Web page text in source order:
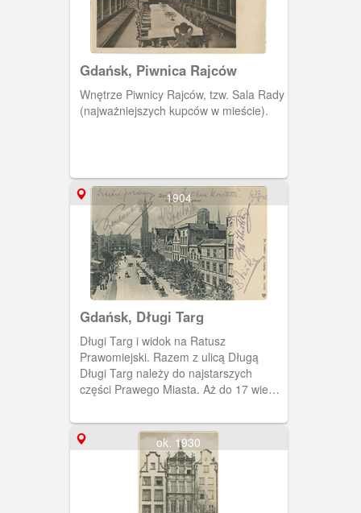
Gdańsk, Piwnica Rajców
Wnętrze Piwnicy Rajców, tzw. Sala Rady
(najważniejszych kupców w mieście).
1904
Gdańsk, Długi Targ
Długi Targ i widok na Ratusz
Prawomiejski. Razem z ulicą Długą
Długi Targ należy do najstarszych
części Prawego Miasta. Aż do 17 wieku
Langgasse (uliczka Długa).
ok. 1930